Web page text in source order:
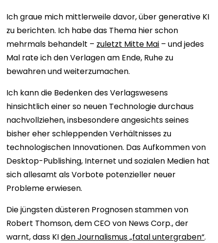
Ich graue mich mittlerweile davor, über generative KI
zu berichten. Ich habe das Thema hier schon
mehrmals behandelt – zuletzt Mitte Mai – und jedes
Mal rate ich den Verlagen am Ende, Ruhe zu
bewahren und weiterzumachen.
Ich kann die Bedenken des Verlagswesens
hinsichtlich einer so neuen Technologie durchaus
nachvollziehen, insbesondere angesichts seines
bisher eher schleppenden Verhältnisses zu
technologischen Innovationen. Das Aufkommen von
Desktop-Publishing, Internet und sozialen Medien hat
sich allesamt als Vorbote potenzieller neuer
Probleme erwiesen.
Die jüngsten düsteren Prognosen stammen von
Robert Thomson, dem CEO von News Corp., der
warnt, dass KIden Journalismus „fatal untergraben“.